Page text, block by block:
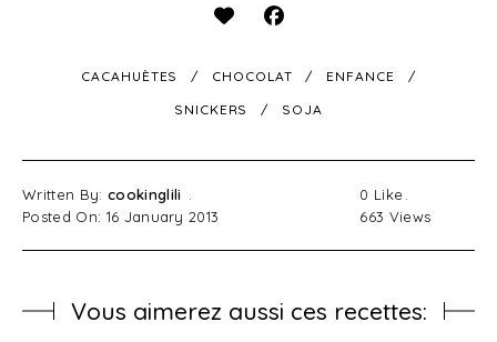
CACAHUÈTES CHOCOLAT
ENFANCE
SNICKERS
SOJA
Written By: cookinglili
Posted On: 16 January 2013
0 Like
663 Views
Vous aimerez aussi ces recettes: